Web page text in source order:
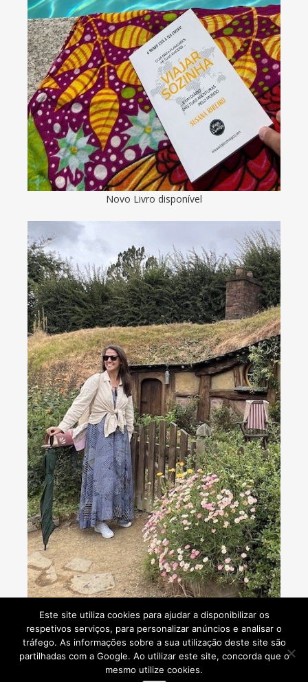
Novo Livro disponível
Consultoria de viagens - Agente de Viagens
Este site utiliza cookies para ajudar a disponibilizar os
respetivos serviços, para personalizar anúncios e analisar o
tráfego. As informações sobre a sua utilização deste site são
partilhadas com a Google. Ao utilizar este site, concorda que o
mesmo utilize cookies.